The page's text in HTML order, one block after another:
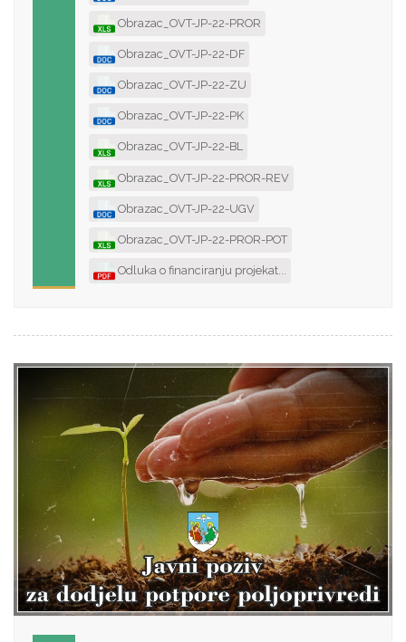
Obrazac_OVT-JP-22-PROR
Obrazac_OVT-JP-22-DF
Obrazac_OVT-JP-22-ZU
Obrazac_OVT-JP-22-PK
Obrazac_OVT-JP-22-BL
Obrazac_OVT-JP-22-PROR-REV
Obrazac_OVT-JP-22-UGV
Obrazac_OVT-JP-22-PROR-POT
Odluka o financiranju projekat...